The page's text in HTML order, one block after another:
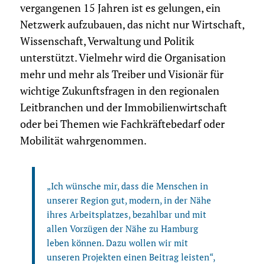
vergangenen 15 Jahren ist es gelungen, ein
Netzwerk aufzubauen, das nicht nur Wirtschaft,
Wissenschaft, Verwaltung und Politik
unterstützt. Vielmehr wird die Organisation
mehr und mehr als Treiber und Visionär für
wichtige Zukunftsfragen in den regionalen
Leitbranchen und der Immobilienwirtschaft
oder bei Themen wie Fachkräftebedarf oder
Mobilität wahrgenommen.
„Ich wünsche mir, dass die Menschen in
unserer Region gut, modern, in der Nähe
ihres Arbeitsplatzes, bezahlbar und mit
allen Vorzügen der Nähe zu Hamburg
leben können. Dazu wollen wir mit
unseren Projekten einen Beitrag leisten“,